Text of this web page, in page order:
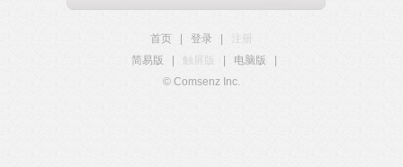
首页 登录
注册
简易版
触屏版 电脑版
© Comsenz Inc.